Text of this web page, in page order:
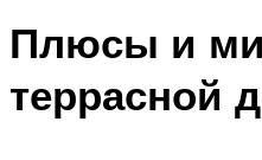
Плюсы и
террасной